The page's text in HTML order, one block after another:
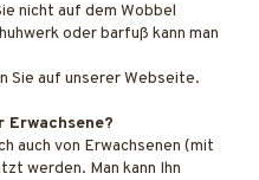
nicht auf dem Wobbel
oder barfuß kann man
Sie auf unserer Webseite.
Erwachsene?
auch von Erwachsenen (mit
werden. Man kann Ihn